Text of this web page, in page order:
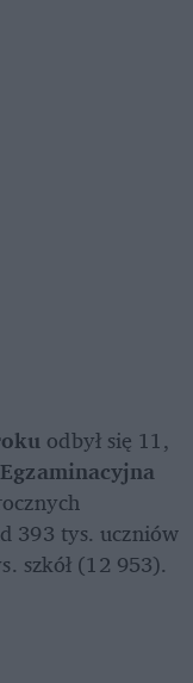
odbył się 11,
393 tys. uczniów
szkół (12 953).